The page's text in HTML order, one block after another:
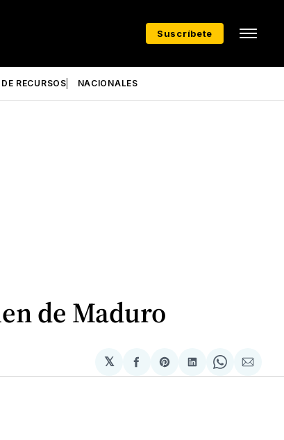
Suscríbete
RECURSOS NACIONALES
de Maduro
𝕏
Compartir
en
Share
on
Compartir
en
Share
on
via